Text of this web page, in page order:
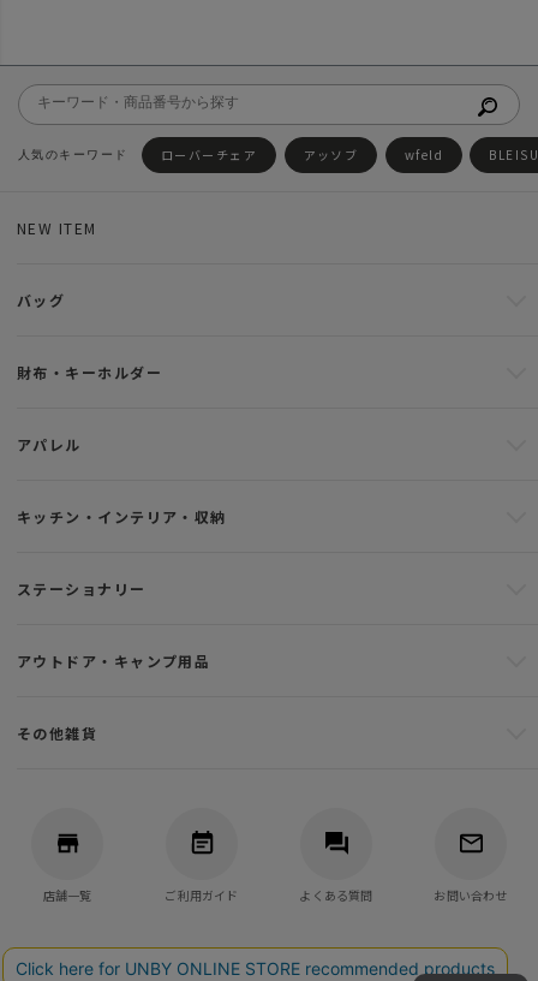
ローバーチェア アッソブ wfeld
NEW ITEM
バッグ
財布・キーホルダー
アパレル
キッチン・インテリア・収納
ステーショナリー
アウトドア・キャンプ用品
その他雑貨
店舗一覧 ご利用ガイド よくある質問 お問い合わせ